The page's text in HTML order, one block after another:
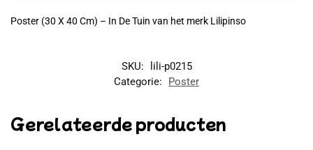
Poster (30 X 40 Cm) – In De Tuin van het merk Lilipinso
SKU:
lili-p0215
Categorie:
Poster
Gerelateerde producten